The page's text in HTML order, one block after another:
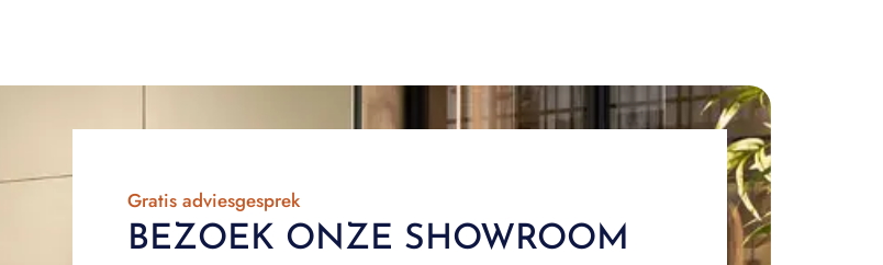
Gratis adviesgesprek
BEZOEK ONZE SHOWROOM